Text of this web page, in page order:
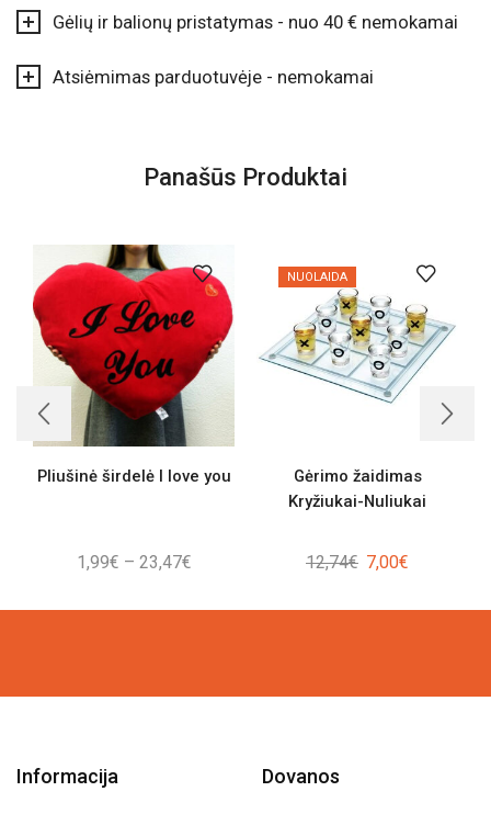
Gėlių ir balionų pristatymas - nuo 40 € nemokamai
Atsiėmimas parduotuvėje - nemokamai
Panašūs Produktai
Pliušinė širdelė I love you
1,99€ – 23,47€Price
1,99€
NUOLAIDA
Gėrimo žaidimas
Kryžiukai-Nuliukai
12,74€ Original
was:
7,00€
is:
Informacija Dovanos